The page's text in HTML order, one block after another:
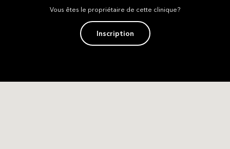
Vous êtes le propriétaire de cette clinique?
Inscription